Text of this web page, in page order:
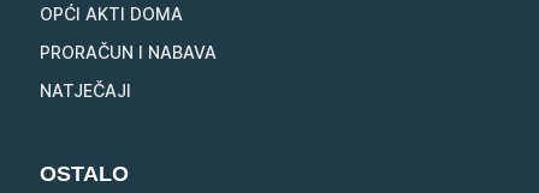
OPĆI AKTI DOMA
PRORAČUN I NABAVA
NATJEČAJI
OSTALO